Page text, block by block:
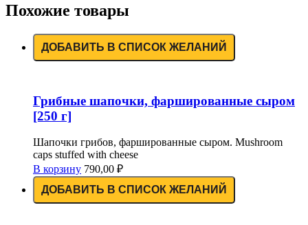
Похожие товары
ДОБАВИТЬ В СПИСОК ЖЕЛАНИЙ
Грибные шапочки, фаршированные сыром
[250 г]
Шапочки грибов, фаршированные сыром. Mushroom
caps stuffed with cheese
В корзину 790,00 ₽
ДОБАВИТЬ В СПИСОК ЖЕЛАНИЙ